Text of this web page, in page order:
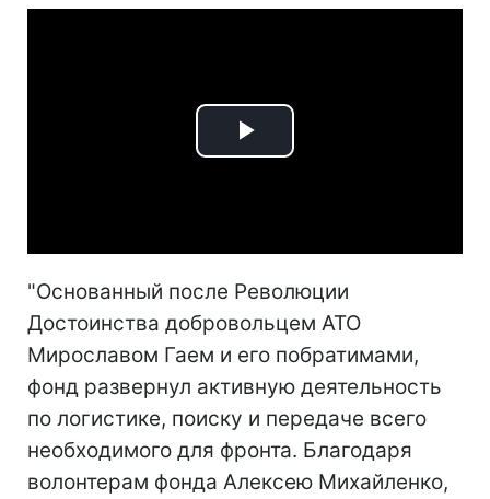
Play
"Основанный после Революции
Достоинства добровольцем АТО
Мирославом Гаем и его побратимами,
фонд развернул активную деятельность
по логистике, поиску и передаче всего
необходимого для фронта. Благодаря
волонтерам фонда Алексею Михайленко,